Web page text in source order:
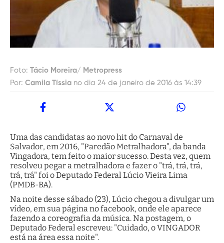
Foto: Tácio Moreira/ Metropress
Por: Camila Tíssia no dia 24 de janeiro de 2016 às 14:39
Uma das candidatas ao novo hit do Carnaval de
Salvador, em 2016, "Paredão Metralhadora", da banda
Vingadora, tem feito o maior sucesso. Desta vez, quem
resolveu pegar a metralhadora e fazer o "trá, trá, trá,
trá, trá" foi o Deputado Federal Lúcio Vieira Lima
(PMDB-BA).
Na noite desse sábado (23), Lúcio chegou a divulgar um
vídeo, em sua página no facebook, onde ele aparece
fazendo a coreografia da música. Na postagem, o
Deputado Federal escreveu: "Cuidado, o VINGADOR
está na área essa noite".